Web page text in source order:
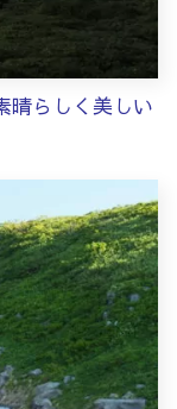
晴らしく美しい